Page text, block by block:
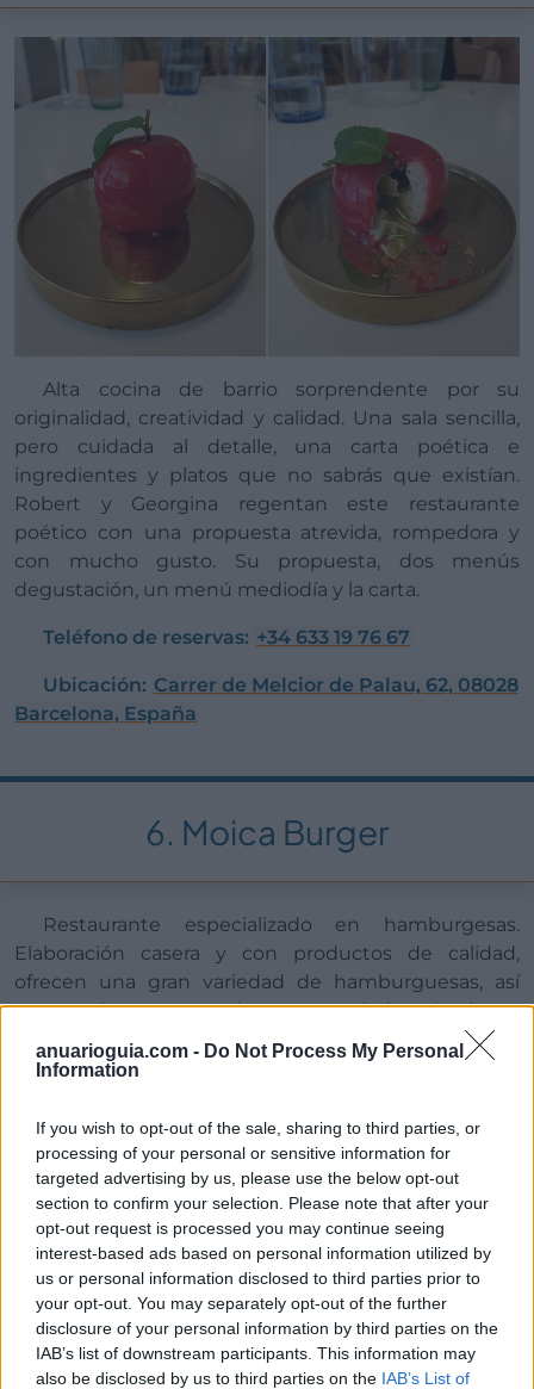
anuarioguia.com - Do Not Process My Personal
Information
If you wish to opt-out of the sale, sharing to third parties, or
processing of your personal or sensitive information for
targeted advertising by us, please use the below opt-out
section to confirm your selection. Please note that after your
opt-out request is processed you may continue seeing
interest-based ads based on personal information utilized by
us or personal information disclosed to third parties prior to
your opt-out. You may separately opt-out of the further
disclosure of your personal information by third parties on the
IAB’s list of downstream participants. This information may
also be disclosed by us to third parties on the IAB’s List of
Alta cocina de barrio sorprendente por su
originalidad, creatividad y calidad. Una sala sencilla,
pero cuidada al detalle, una carta poética e
ingredientes y platos que no sabrás que existían.
Robert y Georgina regentan este restaurante
poético con una propuesta atrevida, rompedora y
con mucho gusto. Su propuesta, dos menús
degustación, un menú mediodía y la carta.
Teléfono de reservas: +34 633 19 76 67
Ubicación: Carrer de Melcior de Palau, 62, 08028
Barcelona, España
6. Moica Burger
Restaurante especializado en hamburgesas.
Elaboración casera y con productos de calidad,
ofrecen una gran variedad de hamburguesas, así
como platos para picar y ensaladas. Raciones
grandes a buen precio. No puedes perderte sus
postres caseros. Local maigable y pequeño, no
Teléfono de reservas: +34 936 59 52 17
Ubicación:C. de Violant d'Hongria Reina
d'Aragó, 111, 08028 Barcelona, España
7. Addis Abeba